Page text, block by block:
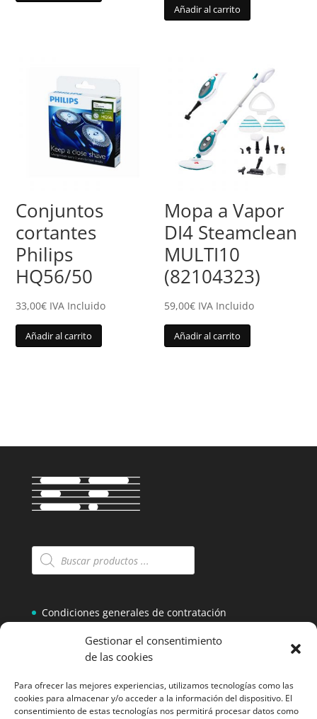
Gestionar el consentimiento
de las cookies
Para ofrecer las mejores experiencias, utilizamos tecnologías como las
cookies para almacenar y/o acceder a la información del dispositivo. El
consentimiento de estas tecnologías nos permitirá procesar datos como
Añadir al carrito
Conjuntos
cortantes
Philips
HQ56/50
33,00€ IVA Incluido
Añadir al carrito
Mopa a Vapor
DI4 Steamclean
MULTI10
(82104323)
59,00€ IVA Incluido
Añadir al carrito
Búsqueda
de
Condiciones generales de contratación
Aviso legal y condiciones de uso
Politica de privacidad